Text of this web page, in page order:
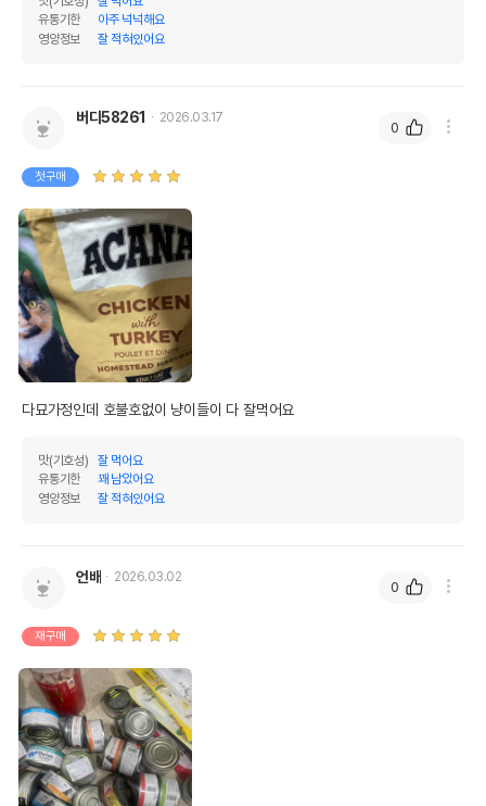
유통기한
아주 넉넉해요
영양정보
잘 적혀있어요
버디58261 2026.03.17
첫구매
다묘가정인데 호불호없이 냥이들이 다 잘먹어요
맛(기호성)
잘 먹어요
유통기한
꽤 남았어요
영양정보
잘 적혀있어요
0
언배 2026.03.02
재구매
0